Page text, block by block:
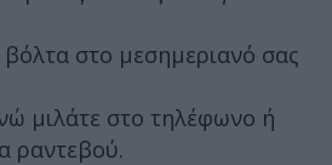
βόλτα στο μεσημεριανό σας
μιλάτε στο τηλέφωνο ή
ραντεβού.